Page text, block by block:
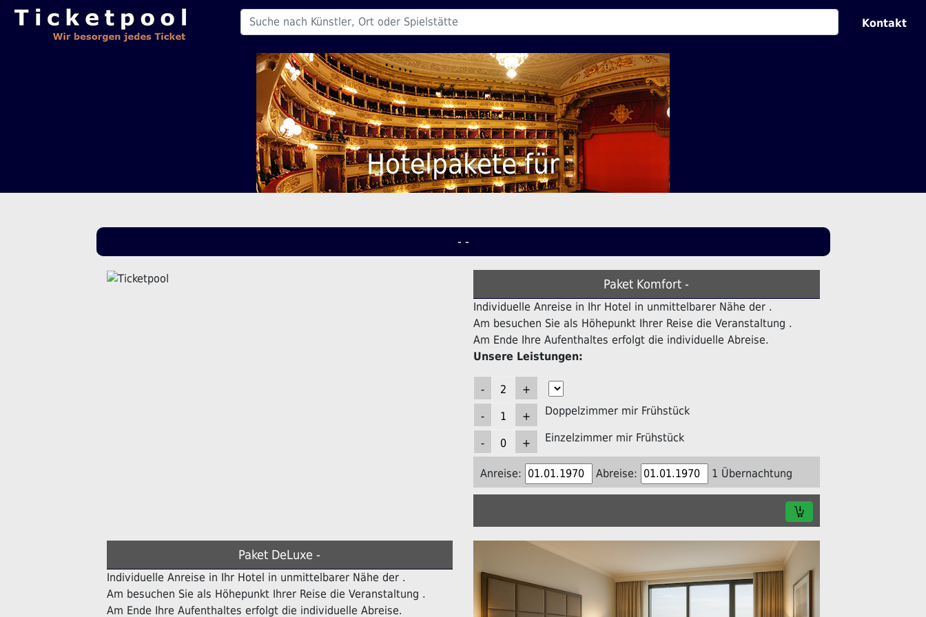
Kontakt
Hotelpakete für
- -
Paket Komfort -
Individuelle Anreise in Ihr Hotel in unmittelbarer Nähe der .
Am besuchen Sie als Höhepunkt Ihrer Reise die Veranstaltung .
Am Ende Ihre Aufenthaltes erfolgt die individuelle Abreise.
Unsere Leistungen:
Doppelzimmer mir Frühstück
Einzelzimmer mir Frühstück
Anreise: Abreise: 1 Übernachtung
Paket DeLuxe -
Individuelle Anreise in Ihr Hotel in unmittelbarer Nähe der .
Am besuchen Sie als Höhepunkt Ihrer Reise die Veranstaltung .
Am Ende Ihre Aufenthaltes erfolgt die individuelle Abreise.